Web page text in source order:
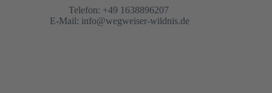
Telefon: +49 1638896207
E-Mail: info@wegweiser-wildnis.de